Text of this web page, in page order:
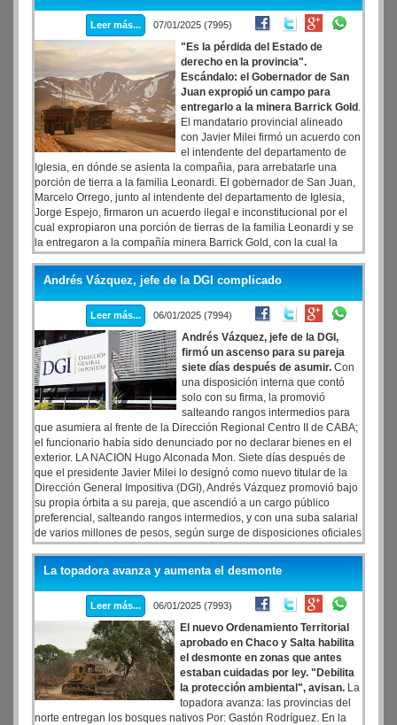
Leer más... 07/01/2025 (7995)
"Es la pérdida del Estado de
derecho en la provincia".
Escándalo: el Gobernador de San
Juan expropió un campo para
entregarlo a la minera Barrick Gold .
El mandatario provincial alineado
con Javier Milei firmó un acuerdo con
el intendente del departamento de
Iglesia, en dónde se asienta la compañia, para arrebatarle una
porción de tierra a la familia Leonardi. El gobernador de San Juan,
Marcelo Orrego, junto al intendente del departamento de Iglesia,
Jorge Espejo, firmaron un acuerdo ilegal e inconstitucional por el
cual expropiaron una porción de tierras de la familia Leonardi y se
la entregaron a la compañía minera Barrick Gold, con la cual la
familia tiene una disputa legal de 20 años, la cual ganó dos veces,
pero el poder real parece no importarle la Justicia.
Andrés Vázquez, jefe de la DGI complicado
Leer más... 06/01/2025 (7994)
Andrés Vázquez, jefe de la DGI,
firmó un ascenso para su pareja
siete días después de asumir. Con
una disposición interna que contó
solo con su firma, la promovió
salteando rangos intermedios para
que asumiera al frente de la Dirección Regional Centro II de CABA;
el funcionario había sido denunciado por no declarar bienes en el
exterior. LA NACION Hugo Alconada Mon. Siete días después de
que el presidente Javier Milei lo designó como nuevo titular de la
Dirección General Impositiva (DGI), Andrés Vázquez promovió bajo
su propia órbita a su pareja, que ascendió a un cargo público
preferencial, salteando rangos intermedios, y con una suba salarial
de varios millones de pesos, según surge de disposiciones oficiales
y fuentes del organismo que consultó LA NACION.
La topadora avanza y aumenta el desmonte
Leer más... 06/01/2025 (7993)
El nuevo Ordenamiento Territorial
aprobado en Chaco y Salta habilita
el desmonte en zonas que antes
estaban cuidadas por ley. "Debilita
la protección ambiental", avisan. La
topadora avanza: las provincias del
norte entregan los bosques nativos Por: Gastón Rodríguez. En la